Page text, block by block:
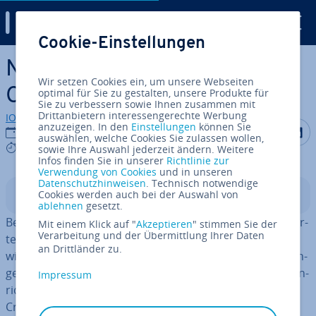
Zum Haupt­in­halt springen
Nextcloud: Via cron.php
CronJobs erstellen
IONOS Redaktion
27.03.2025
6 mins
Auf Auf
In­halts­ver­zeich­nis
Bei Nextcloud CronJobs handelt es sich um au­to­ma­ti­sier­
te Prozesse, die re­gel­mä­ßig wie­der­keh­ren­de Aufgaben
wie Wartung, Syn­chro­ni­sie­run­gen oder Be­nach­rich­ti­gun­
gen ausführen. Wenn Sie in Nextcloud einen CronJob ein­
rich­ten wollen, stehen Ihnen mit AJAX, WebCron und
Cron drei ver­schie­de­ne Methoden zur Verfügung.
Cookie-Einstellungen
Wir setzen Cookies ein, um unsere Webseiten
optimal für Sie zu gestalten, unsere Produkte für
Sie zu verbessern sowie Ihnen zusammen mit
Drittanbietern interessengerechte Werbung
anzuzeigen. In den Einstellungen können Sie
auswählen, welche Cookies Sie zulassen wollen,
sowie Ihre Auswahl jederzeit ändern. Weitere
Infos finden Sie in unserer Richtlinie zur
Verwendung von Cookies und in unseren
Datenschutzhinweisen. Technisch notwendige
Cookies werden auch bei der Auswahl von
ablehnen gesetzt.
Mit einem Klick auf "Akzeptieren" stimmen Sie der
Verarbeitung und der Übermittlung Ihrer Daten
an Drittländer zu.
Impressum